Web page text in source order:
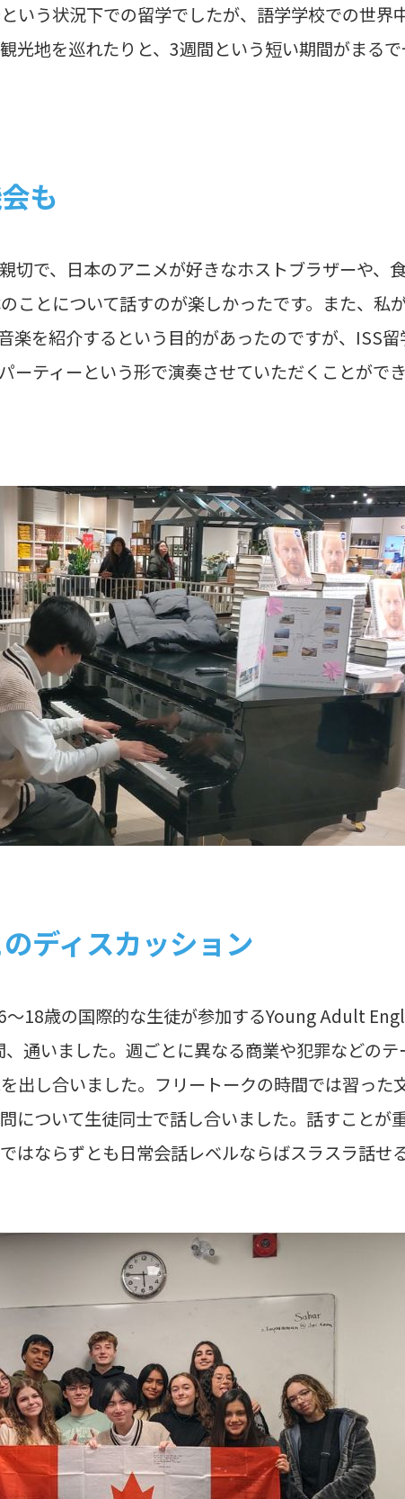
いう状況下での留学でしたが、語学学校での世界
光地を巡れたりと、3週間という短い期間がまる
も
切で、日本のアニメが好きなホストブラザーや、
ことについて話すのが楽しかったです。また、私
楽を紹介するという目的があったのですが、ISS
ーティーという形で演奏させていただくことがで
ディスカッション
～18歳の国際的な生徒が参加するYoung Adult
通いました。週ごとに異なる商業や犯罪などの
出し合いました。フリートークの時間では習った
について生徒同士で話し合いました。話すことが
はならずとも日常会話レベルならばスラスラ話せ